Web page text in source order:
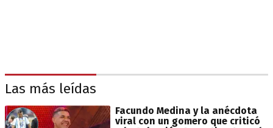
Las más leídas
Facundo Medina y la anécdota
viral con un gomero que criticó